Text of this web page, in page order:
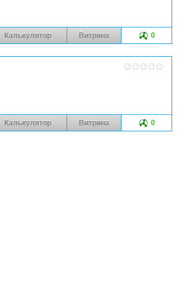
Калькулятор Витрина 0
Калькулятор Витрина 0